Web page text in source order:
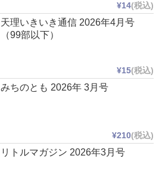
¥14(税込)
天理いきいき通信 2026年4月号
（99部以下）
¥15(税込)
みちのとも 2026年 3月号
¥210(税込)
リトルマガジン 2026年3月号